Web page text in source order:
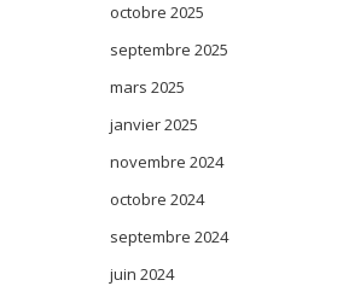
octobre 2025
septembre 2025
mars 2025
janvier 2025
novembre 2024
octobre 2024
septembre 2024
juin 2024